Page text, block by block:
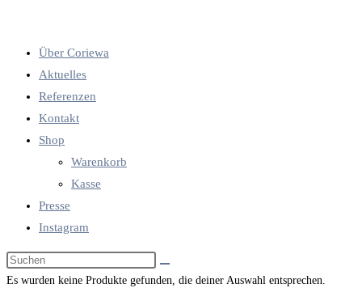
Über Coriewa
Aktuelles
Referenzen
Kontakt
Shop
Warenkorb
Kasse
Presse
Instagram
Diese
Website
Es wurden keine Produkte gefunden, die deiner Auswahl entsprechen.